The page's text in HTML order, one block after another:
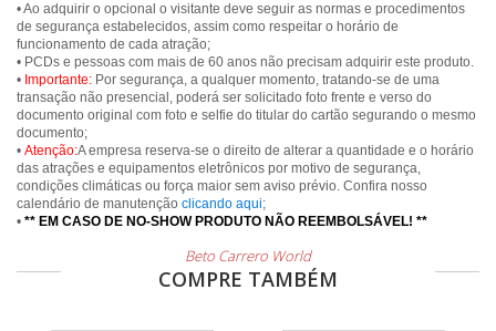
• Ao adquirir o opcional o visitante deve seguir as normas e procedimentos
de segurança estabelecidos, assim como respeitar o horário de
funcionamento de cada atração;
• PCDs e pessoas com mais de 60 anos não precisam adquirir este produto.
• Importante: Por segurança, a qualquer momento, tratando-se de uma
transação não presencial, poderá ser solicitado foto frente e verso do
documento original com foto e selfie do titular do cartão segurando o mesmo
documento;
• Atenção:A empresa reserva-se o direito de alterar a quantidade e o horário
das atrações e equipamentos eletrônicos por motivo de segurança,
condições climáticas ou força maior sem aviso prévio. Confira nosso
calendário de manutenção clicando aqui;
• ** EM CASO DE NO-SHOW PRODUTO NÃO REEMBOLSÁVEL! **
Beto Carrero World
COMPRE TAMBÉM